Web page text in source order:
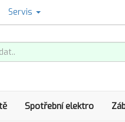
Servis
Spotřební elektro